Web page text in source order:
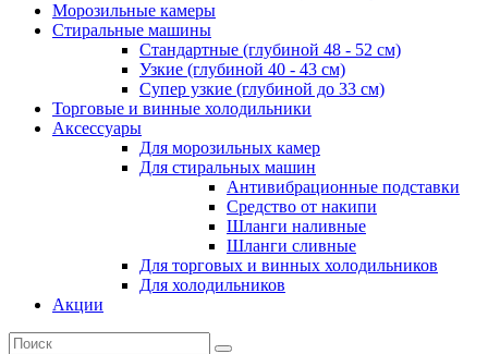
Морозильные камеры
Стиральные машины
Стандартные (глубиной 48 - 52 см)
Узкие (глубиной 40 - 43 см)
Супер узкие (глубиной до 33 см)
Торговые и винные холодильники
Аксессуары
Для морозильных камер
Для стиральных машин
Антивибрационные подставки
Средство от накипи
Шланги наливные
Шланги сливные
Для торговых и винных холодильников
Для холодильников
Акции